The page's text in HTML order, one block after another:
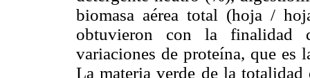
biomasa aérea total (hoja /
obtuvieron con la finalidad
variaciones de proteína, que es
La materia verde de la